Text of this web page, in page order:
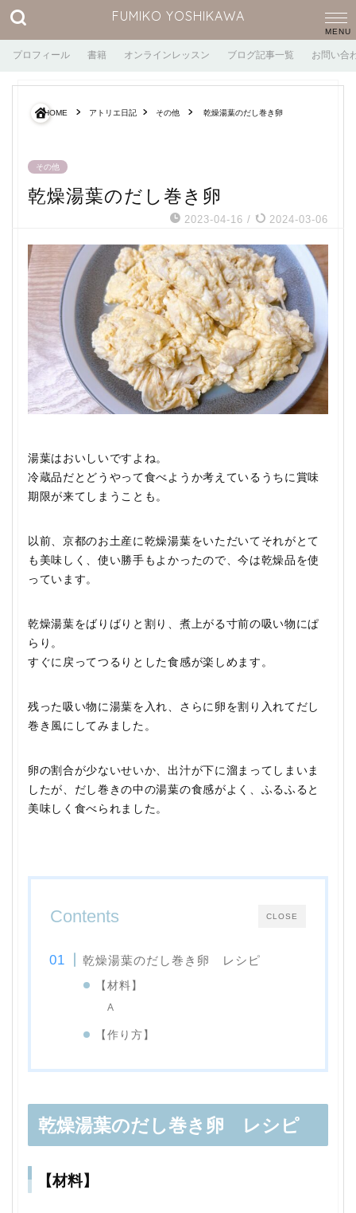
FUMIKO YOSHIKAWA
プロフィール 書籍 オンラインレッスン ブログ記事一覧 お問い合
HOME アトリエ日記 その他 乾燥湯葉のだし巻き卵
その他
乾燥湯葉のだし巻き卵
2023-04-16 / 2024-03-06
湯葉はおいしいですよね。
冷蔵品だとどうやって食べようか考えているうちに賞味
期限が来てしまうことも。
以前、京都のお土産に乾燥湯葉をいただいてそれがとて
も美味しく、使い勝手もよかったので、今は乾燥品を使
っています。
乾燥湯葉をばりばりと割り、煮上がる寸前の吸い物にぱ
らり。
すぐに戻ってつるりとした食感が楽しめます。
残った吸い物に湯葉を入れ、さらに卵を割り入れてだし
巻き風にしてみました。
卵の割合が少ないせいか、出汁が下に溜まってしまいま
したが、だし巻きの中の湯葉の食感がよく、ふるふると
美味しく食べられました。
CLOSE
Contents
乾燥湯葉のだし巻き卵 レシピ
【材料】
A
【作り方】
乾燥湯葉のだし巻き卵 レシピ
【材料】